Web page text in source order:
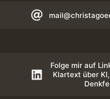
Folge mir auf
Klartext über